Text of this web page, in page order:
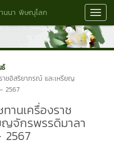
านนา พิษณุโลก
าชอิสริยาภรณ์ และเหรียญ
2567
านเครื่องราช
จักรพรรดิมาลา
2567